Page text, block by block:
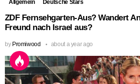
Allgemein Deutsche Stars
ZDF Fernsehgarten-Aus? Wandert
Freund nach Israel aus?
by Promiwood about a year ago